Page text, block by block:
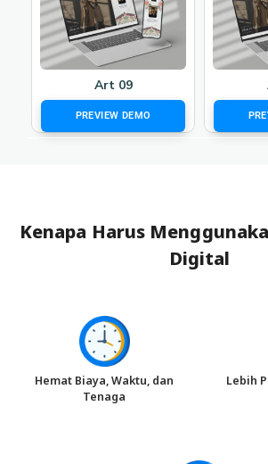
Art 09
PREVIEW DEMO
Kenapa Harus
Digital
Hemat Biaya, Waktu, dan
Tenaga
Lebih